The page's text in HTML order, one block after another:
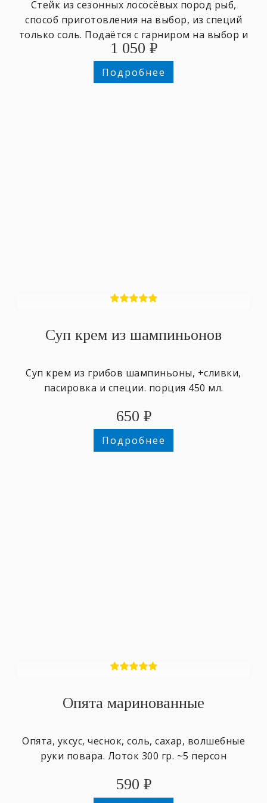
Стейк из сезонных лососёвых пород рыб,
способ приготовления на выбор, из специй
только соль. Подаётся с гарниром на выбор и
зеленью.
1 050 ₽
Подробнее
Суп крем из шампиньонов
Суп крем из грибов шампиньоны, +сливки,
пасировка и специи. порция 450 мл.
650 ₽
Подробнее
Опята маринованные
Опята, уксус, чеснок, соль, сахар, волшебные
руки повара. Лоток 300 гр. ~5 персон
590 ₽